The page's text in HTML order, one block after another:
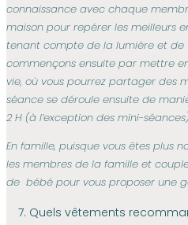
connaissance avec chaque
maison pour repérer les meilleurs
tenant compte de la lumière et de
commençons ensuite par mettre
vie, où vous pourrez partager des
séance se déroule ensuite de
2 H (à l’exception des mini-
En famille, puisque vous êtes plus
les membres de la famille et
de bébé pour vous proposer une
7. Quels vêtements